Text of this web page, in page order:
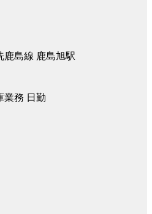
鹿島線 鹿島旭駅
業務 日勤